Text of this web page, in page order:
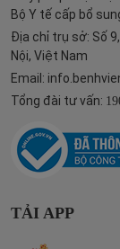
Bộ Y tế cấp bổ
Địa chỉ trụ sở: Số
Nội, Việt Nam
Email:
Tổng đài tư vấn:
TẢI APP